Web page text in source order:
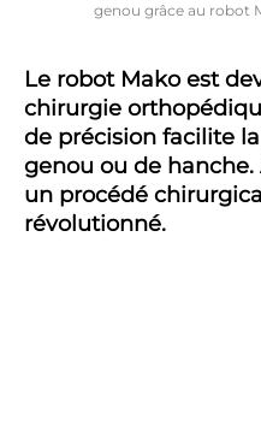
genou grâce au robot
Le robot Mako est
chirurgie
de précision facilite
genou ou de
un procédé
révolutionné.